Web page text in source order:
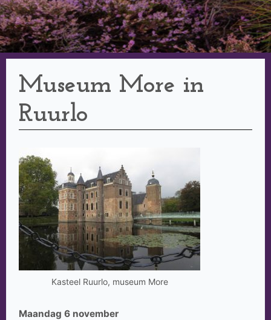
Museum More in
Ruurlo
Kasteel Ruurlo, museum More
Maandag 6 november